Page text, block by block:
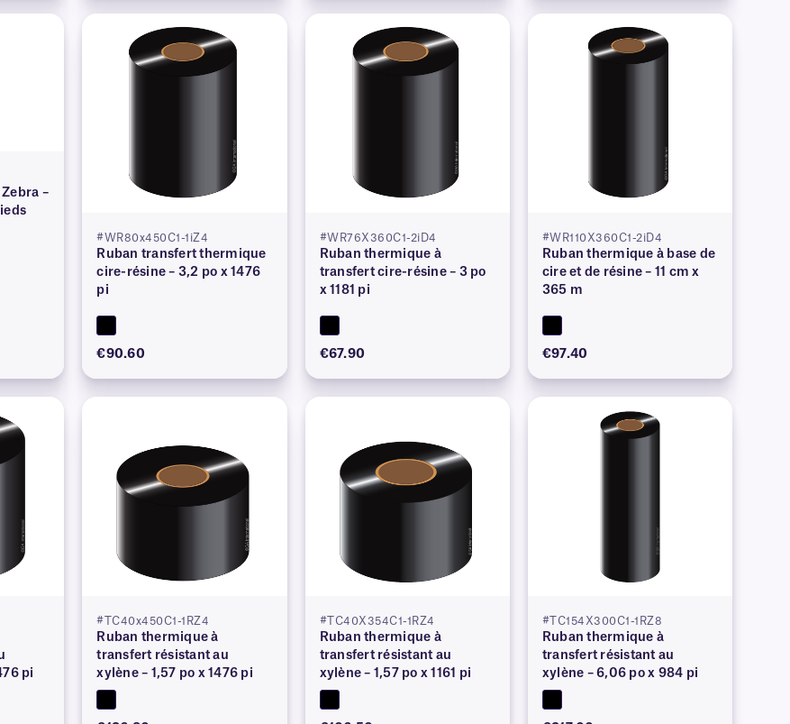
–
#WR80x450C1-1iZ4
Ruban transfert thermique
cire-résine – 3,2 po x 1476
pi
€90.60
#WR76X360C1-2iD4
Ruban thermique à
transfert cire-résine – 3 po
x 1181 pi
€67.90
#WR110X360C1-2iD4
Ruban thermique à base de
cire et de résine – 11 cm x
365 m
€97.40
pi
#TC40x450C1-1RZ4
Ruban thermique à
transfert résistant au
xylène – 1,57 po x 1476 pi
#TC40X354C1-1RZ4
Ruban thermique à
transfert résistant au
xylène – 1,57 po x 1161 pi
#TC154X300C1-1RZ8
Ruban thermique à
transfert résistant au
xylène – 6,06 po x 984 pi